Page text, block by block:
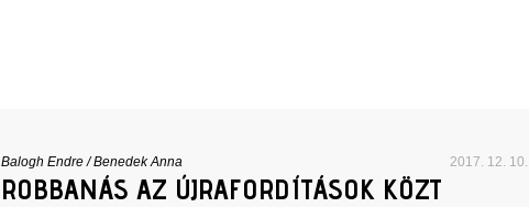
Balogh Endre/Benedek Anna 2017. 12. 10.
ROBBANÁS AZ ÚJRAFORDÍTÁSOK KÖZT